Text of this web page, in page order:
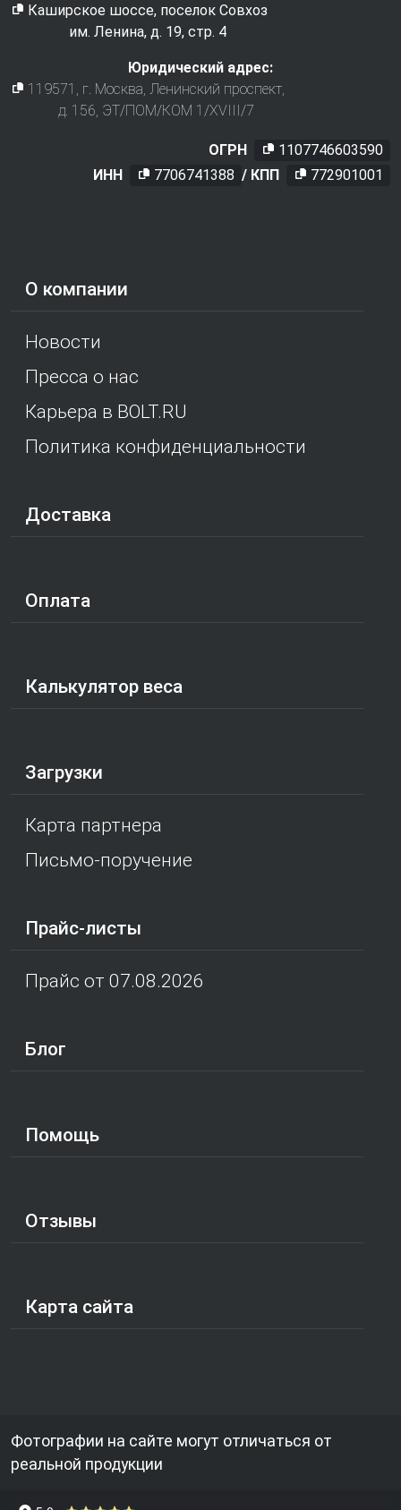
О компании
Новости
Пресса о нас
Карьера в BOLT.RU
Политика конфиденциальности
Доставка
Оплата
Калькулятор веса
Загрузки
Карта партнера
Письмо-поручение
Прайс-листы
Прайс от 07.08.2026
Блог
Помощь
Отзывы
Карта сайта
Каширское шоссе, поселок Совхоз
им. Ленина, д. 19, стр. 4
Юридический адрес:
119571
, г. Москва Ленинский проспект,
д. 156, ЭТ/ПОМ/КОМ 1/XVIII/7
ОГРН
1107746603590
ИНН
7706741388 / КПП 772901001
Фотографии на сайте могут отличаться от
реальной продукции